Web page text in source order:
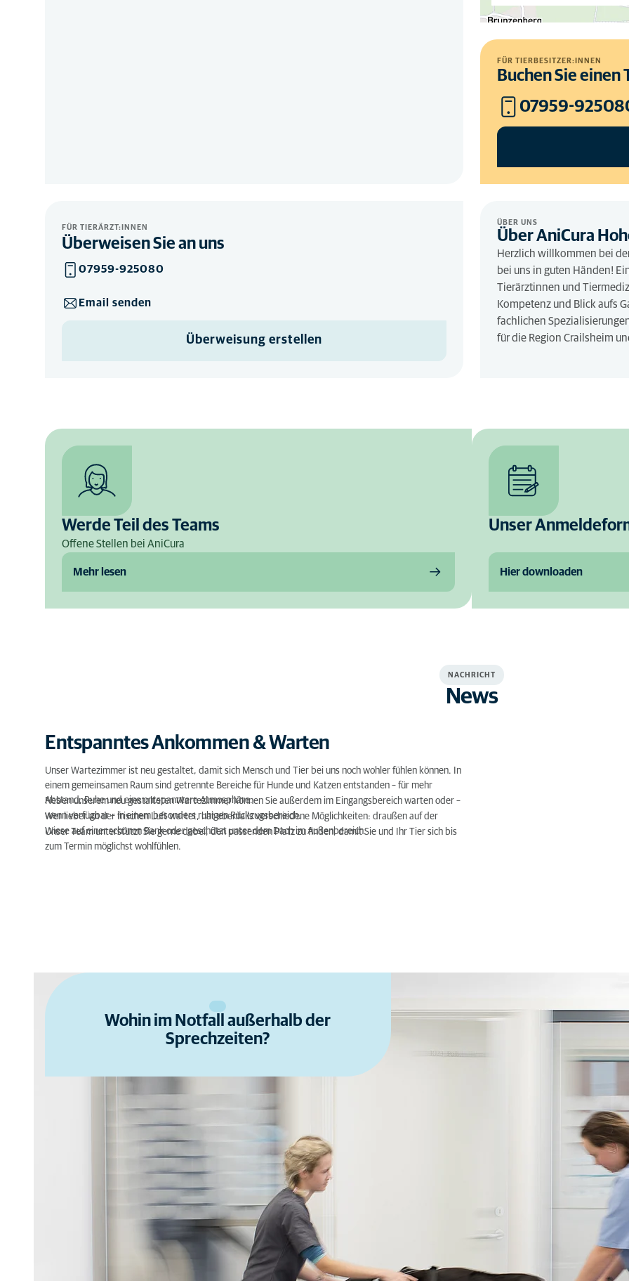
FÜR TIERBESITZER:INNEN
Buchen Sie einen
07959-
FÜR TIERÄRZT:INNEN
Überweisen Sie an uns
07959-925080
Email senden
Überweisung erstellen
ÜBER UNS
Über AniCura
Herzlich willkommen bei
bei uns in guten Händen!
Tierärztinnen und
Kompetenz und Blick aufs
fachlichen
für die Region Crailsheim
Werde Teil des Teams
Offene Stellen bei AniCura
Mehr lesen
Unser
Hier downloaden
NACHRICHT
News
Entspanntes Ankommen & Warten
Unser Wartezimmer ist neu gestaltet, damit sich Mensch und Tier bei uns noch wohler fühlen können. In
einem gemeinsamen Raum sind getrennte Bereiche für Hunde und Katzen entstanden – für mehr
Abstand, Ruhe und eine entspanntere Atmosphäre.
Neben unserem neu gestalteten Wartezimmer können Sie außerdem im Eingangsbereich warten oder –
wenn verfügbar – in einem besonders ruhigen Rückzugsbereich.
Wer lieber an der frischen Luft wartet, hat ebenfalls verschiedene Möglichkeiten: draußen auf der
Wiese auf einer schönen Bank oder geschützt unter dem Dach im Außenbereich.
Unser Team unterstützt Sie gerne dabei, den passenden Platz zu finden, damit Sie und Ihr Tier sich bis
zum Termin möglichst wohlfühlen.
Wohin im Notfall außerhalb der
Sprechzeiten?
Tierärztlicher Notdienst in der Region Crailsheim